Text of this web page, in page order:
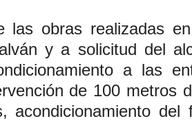
las obras realizadas
y a solicitud del
a las
de 100 metros
acondicionamiento